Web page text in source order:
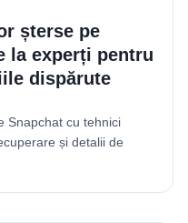
șterse pe
la experți pentru
dispărute
Snapchat cu tehnici
și detalii de